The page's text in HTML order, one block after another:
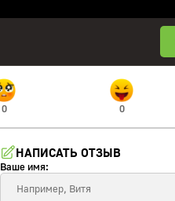
0 0
НАПИСАТЬ ОТЗЫВ
Ваше имя: